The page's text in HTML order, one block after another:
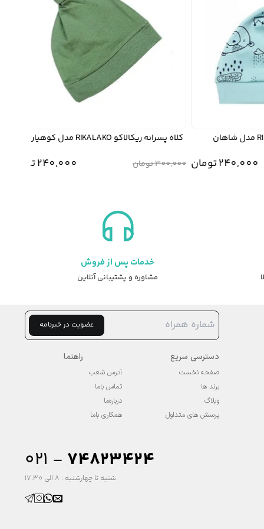
240,000تومان
کلاه پسرانه ریکالاکو RIKALAKO مدل کوهیار
300,000تومان 240,000تومان
خدمات پس از فروش
مشاوره و پشتیبانی آنلاین
عضویت در خبرنامه
دسترسی سریع
صفحه نخست
برند ها
وبلاگ
پرسش های متداول
راهنما
آدرس شعب
تماس باما
درباره‌ما
همکاری باما
۰۲۱ - 74823424
شنبه تا چهارشنبه : 8 الی 17:30